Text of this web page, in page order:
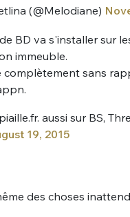
(@Melodiane)
BD va s'installer sur
immeuble.
complètement sans
. aussi sur BS,
19, 2015
des choses